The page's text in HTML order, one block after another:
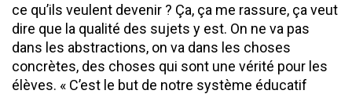
ce qu’ils veulent devenir ? Ça, ça me rassure, ça veut
dire que la qualité des sujets y est. On ne va pas
dans les abstractions, on va dans les choses
concrètes, des choses qui sont une vérité pour les
élèves. « C’est le but de notre système éducatif